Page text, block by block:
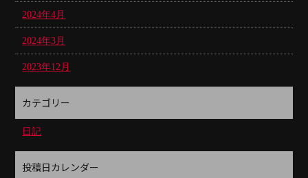
2024年4月
2024年3月
2023年12月
カテゴリー
日記
投稿日カレンダー